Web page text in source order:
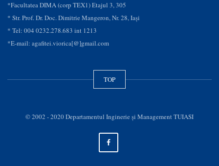
*Facultatea DIMA (corp TEX1) Etajul 3, 305
* Str. Prof. Dr. Doc. Dimitrie Mangeron, Nr. 28, Iaşi
* Tel: 004 0232.278.683 int 1213
*E-mail: agafitei.viorica[@]gmail.com
TOP
© 2002 - 2020 Departamentul Inginerie şi Management TUIASI